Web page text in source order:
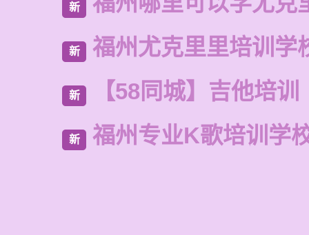
新
新 福州尤克里里培训学
新 【58同城】吉他培训
新 福州专业K歌培训学